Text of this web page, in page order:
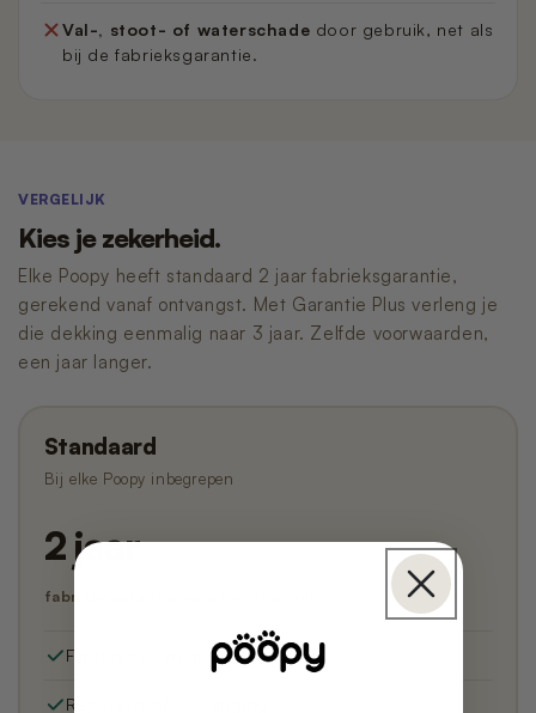
Val-, stoot- of waterschade door gebruik, net als
bij de fabrieksgarantie.
VERGELIJK
Kies je zekerheid.
Elke Poopy heeft standaard 2 jaar fabrieksgarantie,
gerekend vanaf ontvangst. Met Garantie Plus verleng je
die dekking eenmalig naar 3 jaar. Zelfde voorwaarden,
een jaar langer.
Standaard
Bij elke Poopy inbegrepen
2 jaar
fabrieksgarantie vanaf ontvangst
Fabricage- en materiaalfouten
Reparatie of vervanging